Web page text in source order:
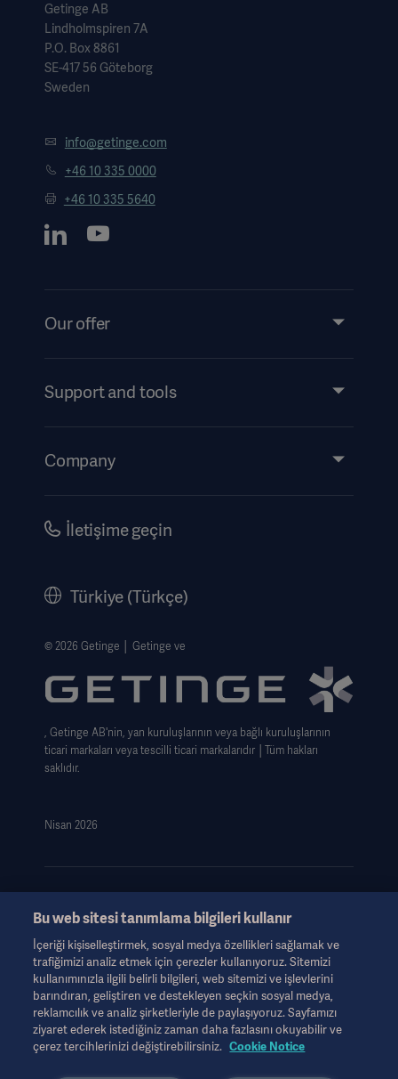
Getinge AB
Lindholmspiren 7A
P.O. Box 8861
SE-417 56 Göteborg
Sweden
info@getinge.com
+46 10 335 0000
+46 10 335 5640
Our offer
Services
Support and tools
Events
Company
Careers
Web Si̇tesi̇ Gizlilik Politikası
Website use disclaimer
Cookie Notice
Data Subject Request Form
İletişime geçin
Türkiye (Türkçe)
© 2026 Getinge │ Getinge ve
, Getinge AB'nin, yan kuruluşlarının veya bağlı kuruluşlarının
ticari markaları veya tescilli ticari markalarıdır │Tüm hakları
saklıdır.
Nisan 2026
Bu bilgiler yalnızca sağlık uzmanlarına veya diğer profesyonel
izleyicilere yöneliktir ve yalnızca bilgilendirme amaçlıdır, kapsamlı
değildir ve bu nedenle Kullanım Talimatları, servis kılavuzu veya
tıbbi tavsiye yerine geçmemelidir. Getinge, bu materyale dayalı
olarak herhangi bir tarafın herhangi bir eylemi veya ihmali için
hiçbir sorumluluk veya yükümlülük kabul etmeyecektir ve
güvenme riski yalnızca kullanıcıya aittir.
Bu web sitesi tanımlama bilgileri kullanır
İçeriği kişiselleştirmek, sosyal medya özellikleri sağlamak ve
trafiğimizi analiz etmek için çerezler kullanıyoruz. Sitemizi
kullanımınızla ilgili belirli bilgileri, web sitemizi ve işlevlerini
barındıran, geliştiren ve destekleyen seçkin sosyal medya,
reklamcılık ve analiz şirketleriyle de paylaşıyoruz. Sayfamızı
ziyaret ederek istediğiniz zaman daha fazlasını okuyabilir ve
çerez tercihlerinizi değiştirebilirsiniz. Cookie Notice